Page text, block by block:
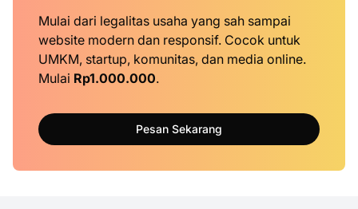
Mulai dari legalitas usaha yang sah sampai
website modern dan responsif. Cocok untuk
UMKM, startup, komunitas, dan media online.
Mulai Rp1.000.000.
Pesan Sekarang